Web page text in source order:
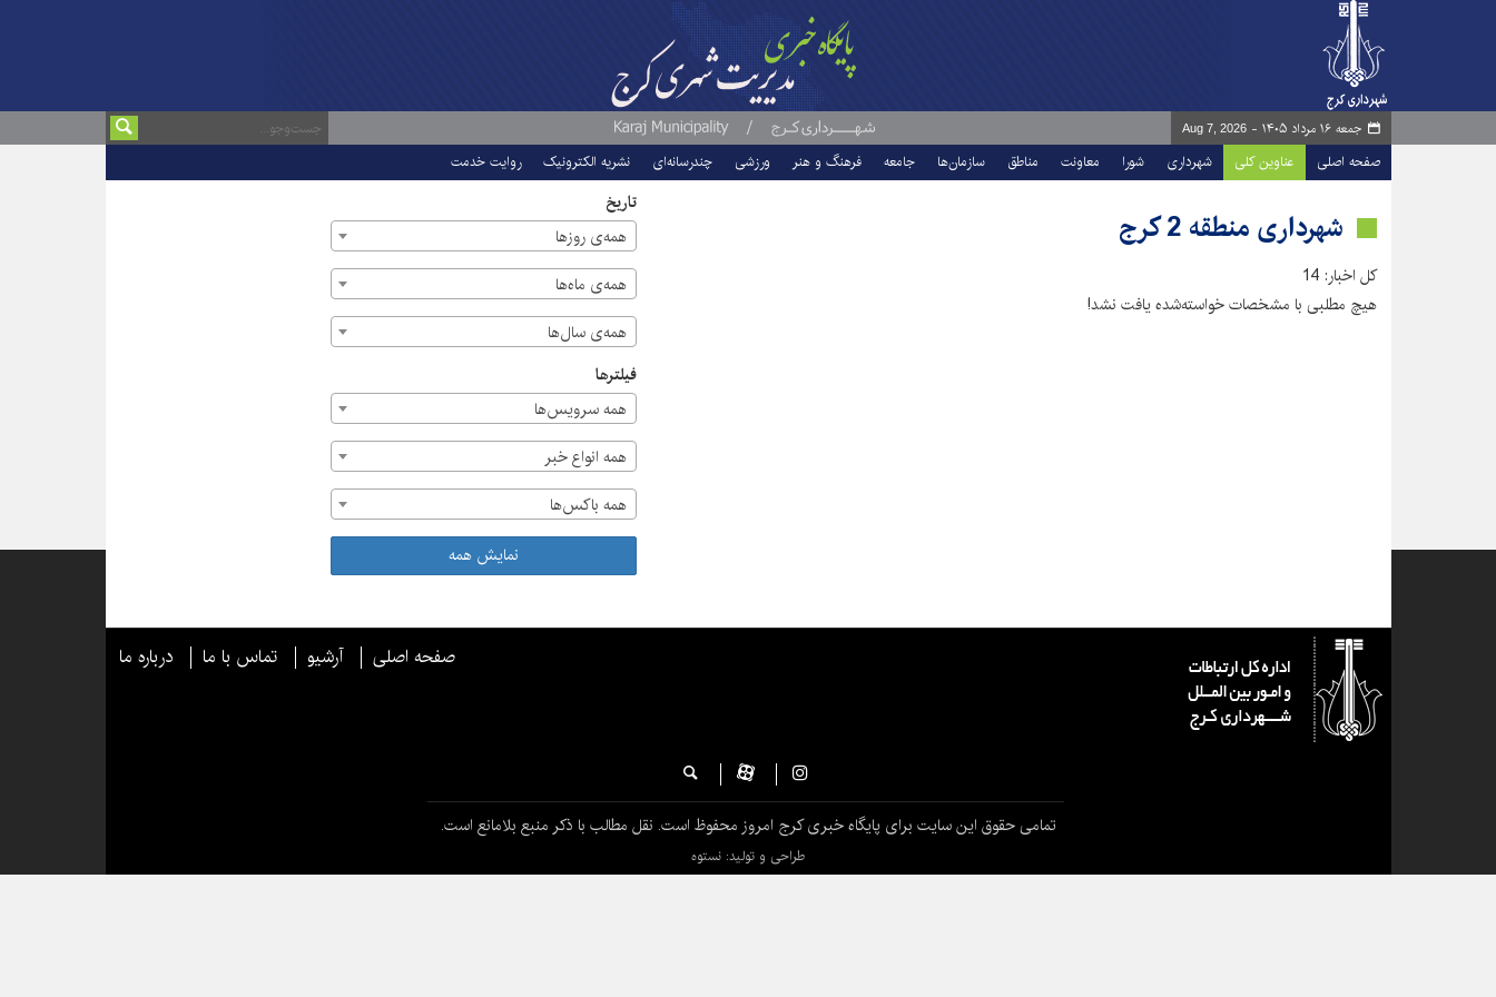
جمعه ۱۶ مرداد ۱۴۰۵ - Aug 7, 2026
صفحه اصلی عناوین کلی شهرداری شورا معاونت مناطق سازمان‌ها جامعه فرهنگ و هنر ورزشی چندرسانه‌ای نشریه الکترونیک روایت خدمت
شهرداری منطقه 2 کرج
کل اخبار: 14
هیچ مطلبی با مشخصات خواسته‌شده یافت نشد!
تاریخ
همه‌ی روزها
همه‌ی ماه‌ها
همه‌ی سال‌ها
فیلترها
همه سرویس‌ها
همه انواع خبر
همه باکس‌ها
نمایش همه
صفحه اصلی آرشیو تماس با ما درباره ما
تمامی حقوق این سایت برای پایگاه خبری کرج امروز محفوظ است. نقل مطالب با ذکر منبع بلامانع است.
طراحی و تولید: نستوه